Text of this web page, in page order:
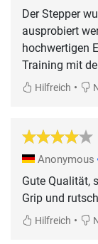
Der Stepper
ausprobiert
hochwertigen
Training mit
Hilfreich •
Anonymous
Gute Qualität,
Grip und
Hilfreich •